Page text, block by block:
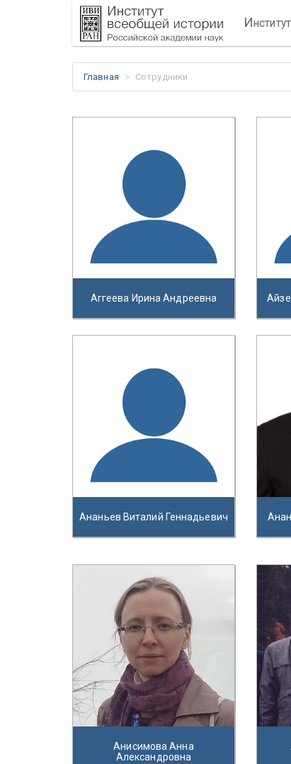
Институт
Главная Сотрудники
Аггеева Ирина Андреевна
Ананьев Виталий Геннадьевич
Анисимова Анна
Александровна